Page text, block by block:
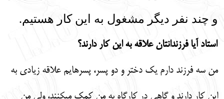
و چند نفر ديگر مشغول به اين كار هستيم.
استاد آيا فرزندانتان علاقه به اين كار دارند؟
من سه فرزند دارم يك دختر و دو پسر، پسرهايم علاقه زيادي به
اين كار دارند و گاهي در كارگاه به من كمك مي‏كنند، ولي من